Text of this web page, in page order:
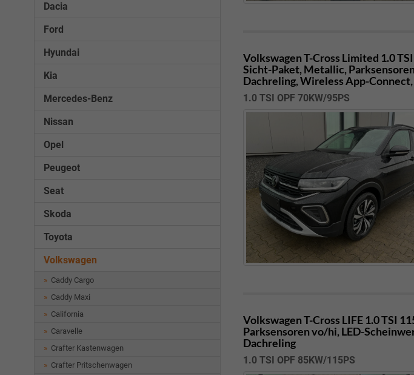
Volkswagen T-Cross Limited 1.0
Sicht-Paket, Metallic,
Dachreling, Wireless App-
1.0 TSI OPF 70KW/95PS
Volkswagen T-Cross LIFE 1.0 TSI
Parksensoren vo/hi, LED-
Dachreling
1.0 TSI OPF 85KW/115PS
Dacia
Ford
Hyundai
Kia
Mercedes-Benz
Nissan
Opel
Peugeot
Seat
Skoda
Toyota
Volkswagen
Caddy Cargo
Caddy Maxi
California
Caravelle
Crafter Kastenwagen
Crafter Pritschenwagen